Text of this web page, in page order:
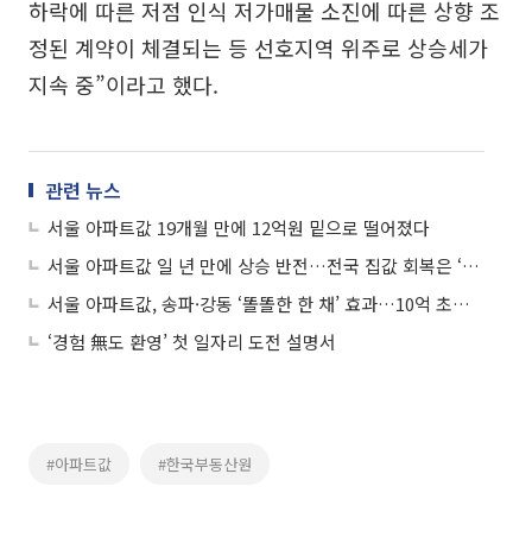
하락에 따른 저점 인식 저가매물 소진에 따른 상향 조
정된 계약이 체결되는 등 선호지역 위주로 상승세가
지속 중”이라고 했다.
관련 뉴스
서울 아파트값 19개월 만에 12억원 밑으로 떨어졌다
서울 아파트값 일 년 만에 상승 반전…전국 집값 회복은 ‘주춤’
서울 아파트값, 송파·강동 ‘똘똘한 한 채’ 효과…10억 초과 거래량 ‘쑥’
‘경험 無도 환영’ 첫 일자리 도전 설명서
#아파트값 #한국부동산원